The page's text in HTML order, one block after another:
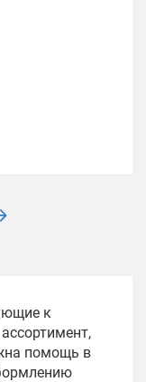
к
помощь в